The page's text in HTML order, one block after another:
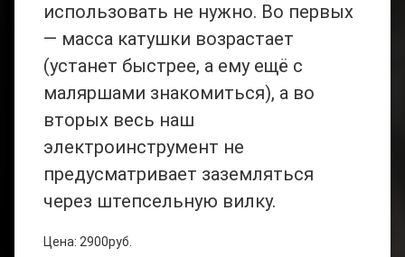
использовать не нужно. Во первых
— масса катушки возрастает
(устанет быстрее, а ему ещё с
маляршами знакомиться), а во
вторых весь наш
электроинструмент не
предусматривает заземляться
через штепсельную вилку.
Цена: 2900руб.